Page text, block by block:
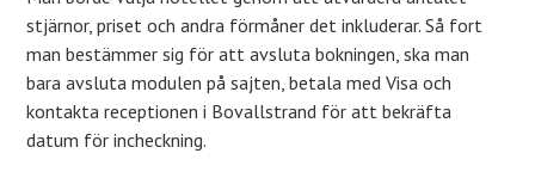
stjärnor, priset och andra förmåner det inkluderar. Så fort
man bestämmer sig för att avsluta bokningen, ska man
bara avsluta modulen på sajten, betala med Visa och
kontakta receptionen i Bovallstrand för att bekräfta
datum för incheckning.